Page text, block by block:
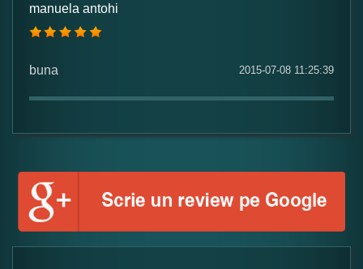
Numele dumneavoastra:
Adaugati o parere despre acest produs:
Ce nota acordati acestui produs?
manuela antohi
buna 2015-07-08 11:25:39